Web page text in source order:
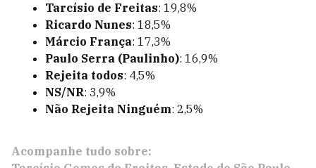
Tarcísio de Freitas: 19,8%
Ricardo Nunes: 18,5%
Márcio França: 17,3%
Paulo Serra (Paulinho): 16,9%
Rejeita todos: 4,5%
NS/NR: 3,9%
Não Rejeita Ninguém: 2,5%
Acompanhe tudo sobre: